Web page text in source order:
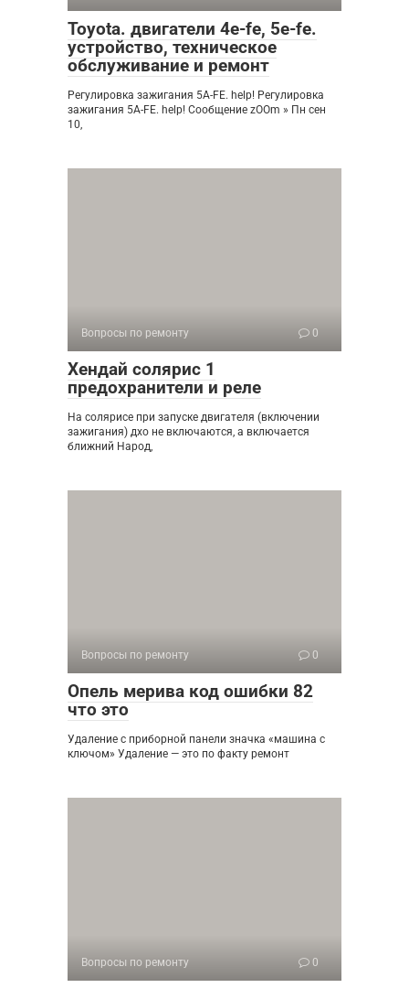
Toyota. двигатели 4е-fe, 5e-fe.
устройство, техническое
обслуживание и ремонт
Регулировка зажигания 5A-FE. help! Регулировка
зажигания 5A-FE. help! Сообщение zOOm » Пн сен
10,
Вопросы по ремонту 0
Хендай солярис 1
предохранители и реле
На солярисе при запуске двигателя (включении
зажигания) дхо не включаются, а включается
ближний Народ,
Вопросы по ремонту 0
Опель мерива код ошибки 82
что это
Удаление с приборной панели значка «машина с
ключом» Удаление — это по факту ремонт
Вопросы по ремонту 0